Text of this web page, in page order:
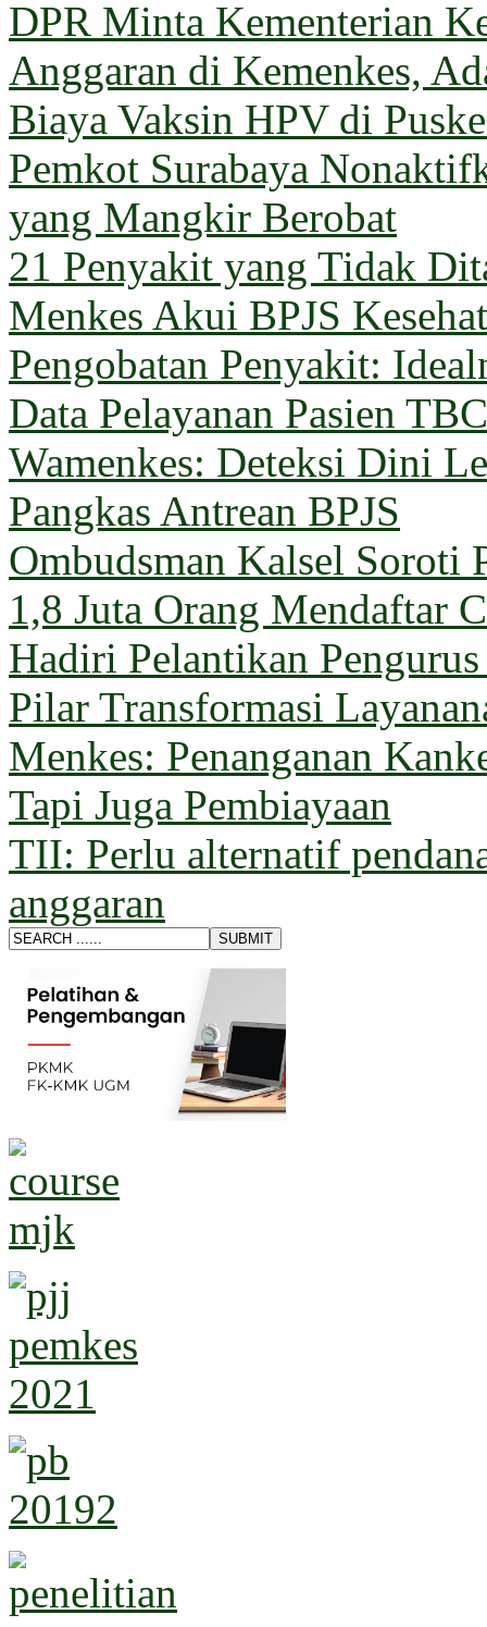
DPR Minta Kementerian
Anggaran di Kemenkes,
Biaya Vaksin HPV di
Pemkot Surabaya
yang Mangkir Berobat
21 Penyakit yang Tidak
Menkes Akui BPJS
Pengobatan Penyakit:
Data Pelayanan Pasien
Wamenkes: Deteksi Dini
Pangkas Antrean BPJS
Ombudsman Kalsel Soroti
1,8 Juta Orang Mendaftar
Hadiri Pelantikan
Pilar Transformasi
Menkes: Penanganan
Tapi Juga Pembiayaan
TII: Perlu alternatif
anggaran